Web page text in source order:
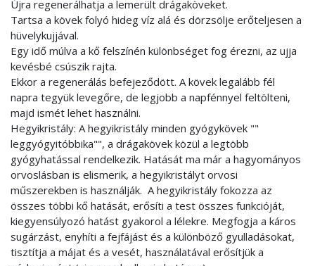
Újra regenerálhatja a lemerült drágaköveket.
Tartsa a kövek folyó hideg víz alá és dörzsölje erőteljesen a
hüvelykujjával.
Egy idő múlva a kő felszínén különbséget fog érezni, az ujja
kevésbé csúszik rajta.
Ekkor a regenerálás befejeződött. A kövek legalább fél
napra tegyük levegőre, de legjobb a napfénnyel feltölteni,
majd ismét lehet használni.
Hegyikristály: A hegyikristály minden gyógykövek ""
leggyógyitóbbika"", a drágakövek közül a legtöbb
gyógyhatással rendelkezik. Hatását ma már a hagyományos
orvoslásban is elismerik, a hegyikristályt orvosi
műszerekben is használják. A hegyikristály fokozza az
összes többi kő hatását, erősíti a test összes funkcióját,
kiegyensúlyozó hatást gyakorol a lélekre. Megfogja a káros
sugárzást, enyhíti a fejfájást és a különböző gyulladásokat,
tisztítja a májat és a vesét, használatával erősítjük a